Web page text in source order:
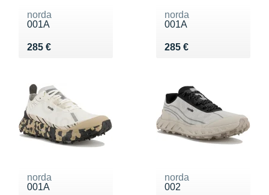
norda
001A
285 €
Vendu 285 €
norda
001A
285 €
Vendu 285 €
norda
001A
norda
002